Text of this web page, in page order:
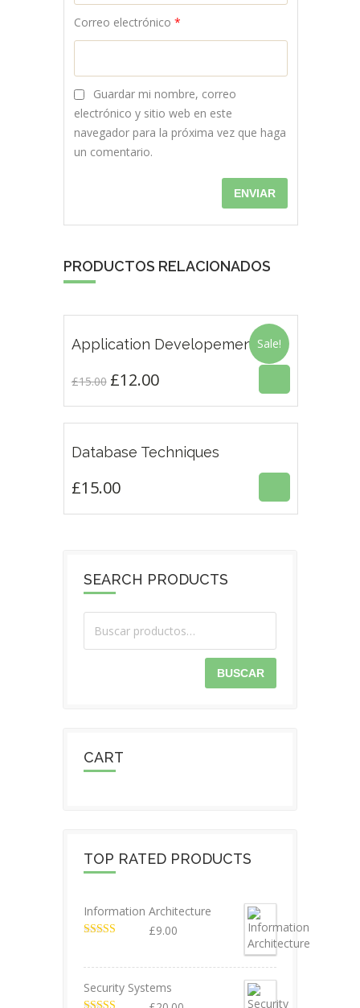
Correo electrónico *
Guardar mi nombre, correo
electrónico y sitio web en este
navegador para la próxima vez que haga
un comentario.
PRODUCTOS RELACIONADOS
Sale!
Application Developement
£15.00 Original
was:
£15.00.
£12.00Current
is:
£12.00.
3.00
£15.00 £12.00
Database Techniques
£15.00
£15.00
SEARCH PRODUCTS
BUSCAR
CART
TOP RATED PRODUCTS
Information Architecture
£9.00
Security Systems